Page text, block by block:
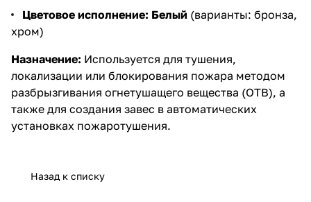
Цветовое исполнение: Белый (варианты: бронза,
хром)
Назначение: Используется для тушения,
локализации или блокирования пожара методом
разбрызгивания огнетушащего вещества (ОТВ), а
также для создания завес в автоматических
установках пожаротушения.
Назад к списку